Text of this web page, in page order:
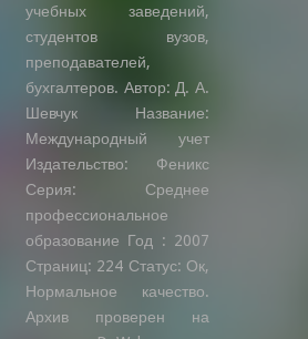
учебных заведений,
студентов вузов,
преподавателей,
бухгалтеров. Автор: Д. А.
Шевчук Название:
Международный учет
Издательство: Феникс
Серия: Среднее
профессиональное
образование Год : 2007
Страниц: 224 Статус: Ок,
Нормальное качество.
Архив проверен на